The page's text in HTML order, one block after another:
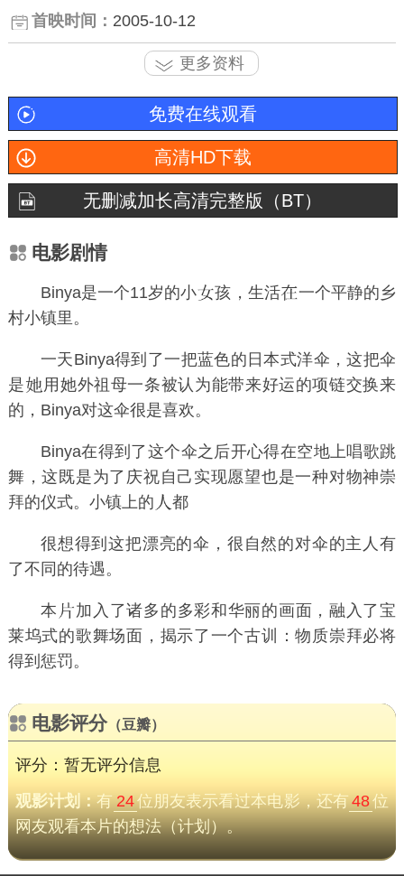
首映时间： 2005-10-12
更多资料
免费在线观看
高清HD下载
无删减加长高清完整版（BT）
电影剧情
Binya是一个11岁的小 孩，生活
一个平静的乡
村小镇里。
一天Binya得到了一把蓝色的日本式洋伞，这把伞
是
用她外祖母一条被认为能带来好运的项链交换来
的，Binya对这伞很是喜欢。
Binya在得到了这个伞之后开心得在空地上唱歌跳
舞，这既是为了庆祝自己实现愿望也是一种对物神崇
拜的仪式。小镇上的
都
很想得到这把漂亮的伞，很自然的对伞的主人有
了不同的待遇。
本
加入了诸多的多彩和华丽的画面，融入了宝
莱坞式的歌舞场面，揭示了一个古训：物质崇拜必将
得到惩罚。
电影评分（豆瓣）
评分：暂无评分信息
观影计划：有 24位朋友表示看过本电影，还有48位
网友观看本片的想法（计划）。